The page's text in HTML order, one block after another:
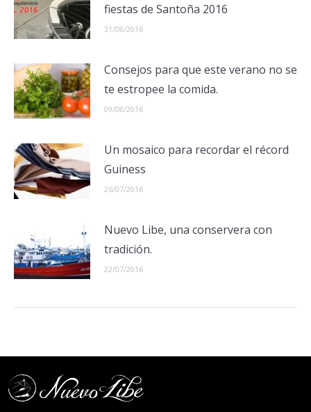
fiestas de Santoña 2016
31/08/2016
Consejos para que este verano no se
te estropee la comida.
09/08/2016
Un mosaico para recordar el récord
Guiness
26/07/2016
Nuevo Libe, una conservera con
tradición.
22/07/2016